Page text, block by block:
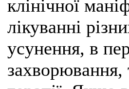
клінічної
лікуванні
усунення, в
захворювання,